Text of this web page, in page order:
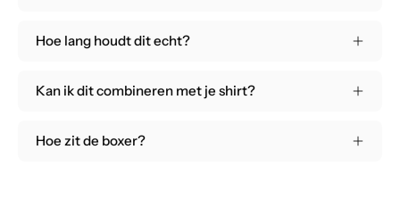
Hoe lang houdt dit echt?
Kan ik dit combineren met je shirt?
Hoe zit de boxer?